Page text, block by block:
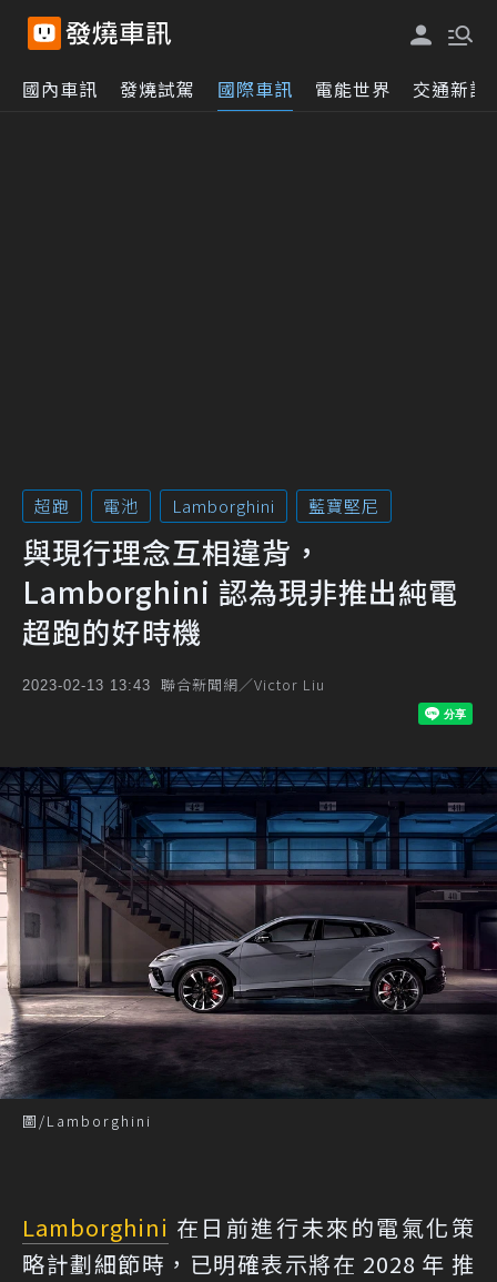
國內車訊 發燒試駕 國際車訊 電能世界 交通新訊
超跑 電池 Lamborghini 藍寶堅尼
與現行理念互相違背，
Lamborghini 認為現非推出純電
超跑的好時機
2023-02-13 13:43 聯合新聞網／Victor Liu
圖/Lamborghini
Lamborghini 在日前進行未來的電氣化策
略計劃細節時，已明確表示將在 2028 年 推